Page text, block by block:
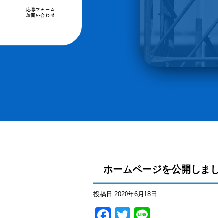
ホームページを公開しま
投稿日 2020年6月18日